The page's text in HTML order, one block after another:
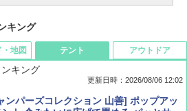
キング
ズニーファン ２０２６年 ９月号 [雑
地図
地球の歩き方 チェンマイ タイ北部の魅
テント
キング
更新日時：2026/08/06 12:02
ンパーズコレクション 山善] ポップアッ
アウトドア